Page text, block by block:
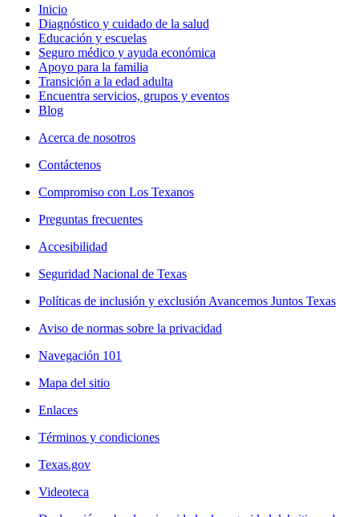
Inicio
Diagnóstico y cuidado de la salud
Educación y escuelas
Seguro médico y ayuda económica
Apoyo para la familia
Transición a la edad adulta
Encuentra servicios, grupos y eventos
Blog
Acerca de nosotros
Contáctenos
Compromiso con Los Texanos
Preguntas frecuentes
Accesibilidad
Seguridad Nacional de Texas
Políticas de inclusión y exclusión Avancemos Juntos Texas
Aviso de normas sobre la privacidad
Navegación 101
Mapa del sitio
Enlaces
Términos y condiciones
Texas.gov
Videoteca